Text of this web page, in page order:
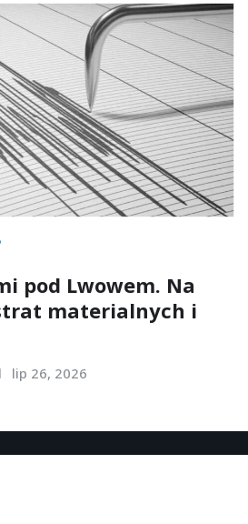
pod Lwowem. Na
materialnych i
lip 26, 2026